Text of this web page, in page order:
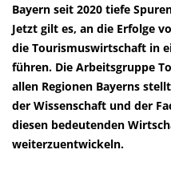
Bayern seit 2020 tiefe
Jetzt gilt es, an die Erfolge
die Tourismuswirtschaft in
führen. Die Arbeitsgruppe
allen Regionen Bayerns
der Wissenschaft und der
diesen bedeutenden
weiterzuentwickeln.